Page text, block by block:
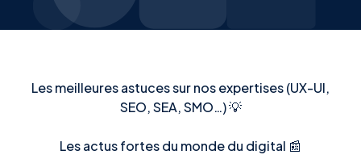
Les meilleures astuces sur nos expertises (UX-UI,
SEO, SEA, SMO…) 💡
Les actus fortes du monde du digital 📰